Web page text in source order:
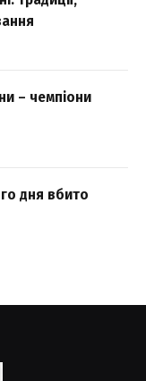
– чемпіони
дня вбито